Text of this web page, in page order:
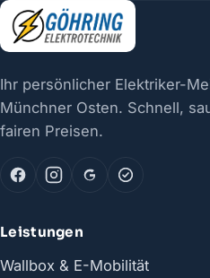
Ihr persönlicher Elektriker-
Münchner Osten. Schnell,
fairen Preisen.
Leistungen
Wallbox & E-Mobilität